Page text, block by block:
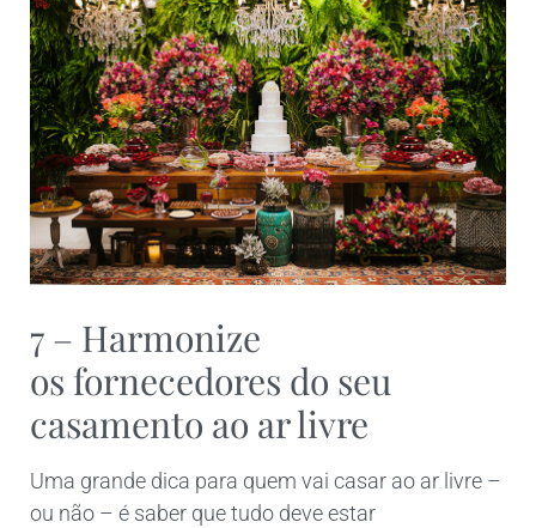
7 – Harmonize
os fornecedores do seu
casamento ao ar livre
Uma grande dica para quem vai casar ao ar livre –
ou não – é saber que tudo deve estar